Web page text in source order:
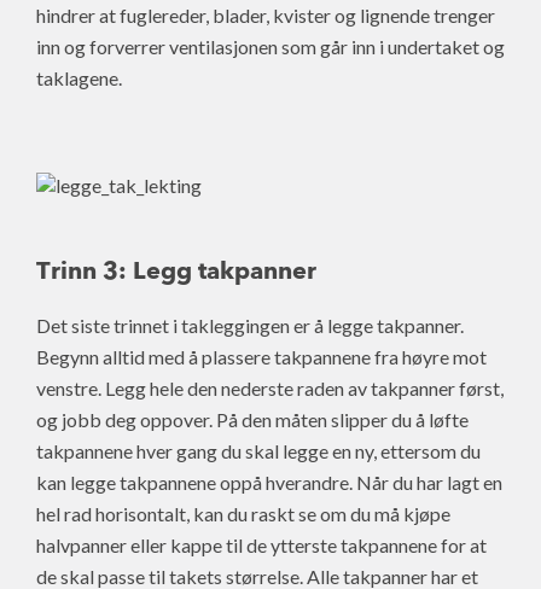
hindrer at fuglereder, blader, kvister og lignende trenger
inn og forverrer ventilasjonen som går inn i undertaket og
taklagene.
Trinn 3: Legg takpanner
Det siste trinnet i takleggingen er å legge takpanner.
Begynn alltid med å plassere takpannene fra høyre mot
venstre. Legg hele den nederste raden av takpanner først,
og jobb deg oppover. På den måten slipper du å løfte
takpannene hver gang du skal legge en ny, ettersom du
kan legge takpannene oppå hverandre. Når du har lagt en
hel rad horisontalt, kan du raskt se om du må kjøpe
halvpanner eller kappe til de ytterste takpannene for at
de skal passe til takets størrelse. Alle takpanner har et